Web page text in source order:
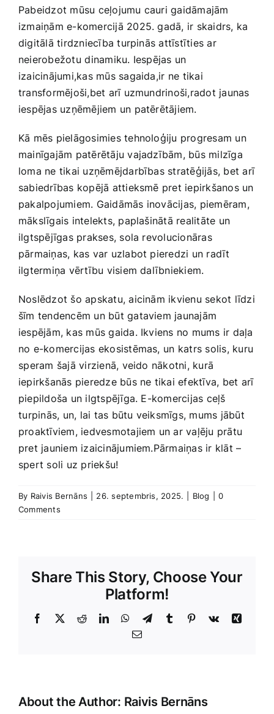
Pabeidzot mūsu ceļojumu cauri gaidāmajām
‌izmaiņām e-komercijā 2025. gadā, ir skaidrs, ka
digitālā tirdzniecība turpinās attīstīties ar
neierobežotu⁣ dinamiku. Iespējas un
izaicinājumi,kas mūs sagaida,ir⁣ ne tikai
transformējoši,bet arī uzmundrinoši,radot jaunas
iespējas uzņēmējiem un patērētājiem.
Kā mēs pielāgosimies tehnoloģiju progresam un
mainīgajām patērētāju vajadzībām, būs milzīga
loma ne‌ tikai uzņēmējdarbības stratēģijās, bet arī
sabiedrības kopējā attieksmē pret iepirkšanos un
pakalpojumiem. Gaidāmās inovācijas, piemēram,
mākslīgais intelekts, paplašinātā realitāte un
ilgtspējīgas prakses, sola revolucionāras
pārmaiņas, kas var uzlabot pieredzi un radīt
ilgtermiņa vērtību visiem dalībniekiem.
Noslēdzot šo apskatu, ‌aicinām‌ ikvienu sekot līdzi
šīm tendencēm un būt gataviem jaunajām
iespējām, kas mūs gaida. Ikviens no mums ir daļa
no e-komercijas ekosistēmas, ⁢un katrs​ solis, kuru
⁢speram šajā virzienā, veido nākotni, kurā
iepirkšanās pieredze būs ne tikai efektīva, bet arī
piepildoša un ilgtspējīga. E-komercijas ceļš
⁣turpinās, un, lai tas būtu veiksmīgs, mums jābūt
proaktīviem,‌ iedvesmotajiem un ar vaļēju prātu
pret‌ jauniem izaicinājumiem.Pārmaiņas ir klāt –
spert soli uz priekšu!
By Raivis Bernāns 26. septembris, 2025. Blog
0
Comments
Share This Story, Choose Your
Platform!
Facebook
X RedditLinkedInWhatsApp
TelegramTumblr Pinterest
Vk
Xing
E-
About the Author: Raivis Bernāns